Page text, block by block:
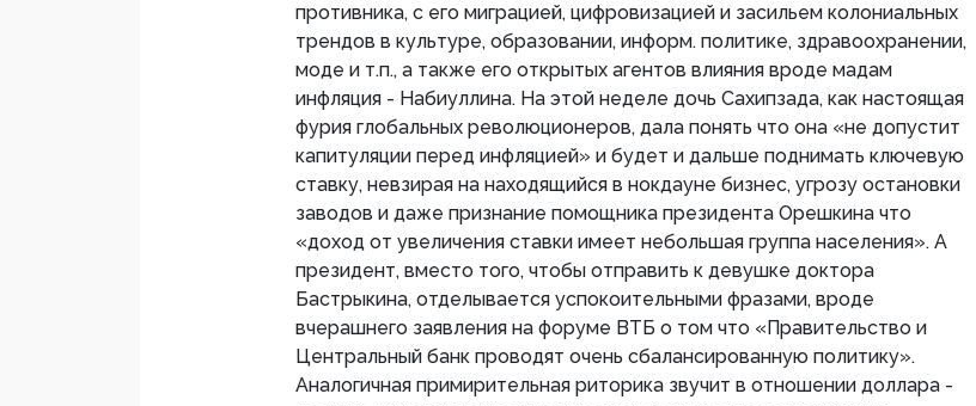
противника, с его миграцией, цифровизацией и засильем колониальных
трендов в культуре, образовании, информ. политике, здравоохранении,
моде и т.п., а также его открытых агентов влияния вроде мадам
инфляция - Набиуллина. На этой неделе дочь Сахипзада, как настоящая
фурия глобальных революционеров, дала понять что она «не допустит
капитуляции перед инфляцией» и будет и дальше поднимать ключевую
ставку, невзирая на находящийся в нокдауне бизнес, угрозу остановки
заводов и даже признание помощника президента Орешкина что
«доход от увеличения ставки имеет небольшая группа населения». А
президент, вместо того, чтобы отправить к девушке доктора
Бастрыкина, отделывается успокоительными фразами, вроде
вчерашнего заявления на форуме ВТБ о том что «Правительство и
Центральный банк проводят очень сбалансированную политику».
Аналогичная примирительная риторика звучит в отношении доллара -